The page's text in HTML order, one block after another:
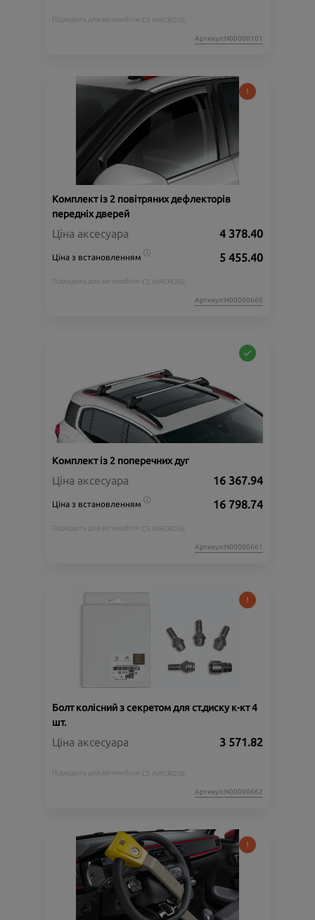
Підходить для автомобіля : C5 AIRCROSS;
Артикул:N00000101
Комплект із 2 повітряних дефлекторів
передніх дверей
Ціна аксесуара 4 378.40
Ціна з встановленням 5 455.40
Підходить для автомобіля : C5 AIRCROSS;
Артикул:N00000660
Комплект із 2 поперечних дуг
Ціна аксесуара 16 367.94
Ціна з встановленням 16 798.74
Підходить для автомобіля : C5 AIRCROSS;
Артикул:N00000661
Болт колісний з секретом для ст.диску к-кт 4
шт.
Ціна аксесуара 3 571.82
Підходить для автомобіля : C5 AIRCROSS;
Артикул:N00000662